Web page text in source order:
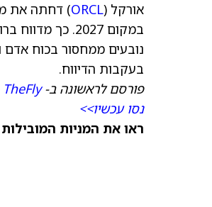
אורקל (ORCL
במקום 2027.
בעקבות הדיווח.
פורסם לראשונה ב-TheFly
נסו עכשיו>>
ראו את המניות